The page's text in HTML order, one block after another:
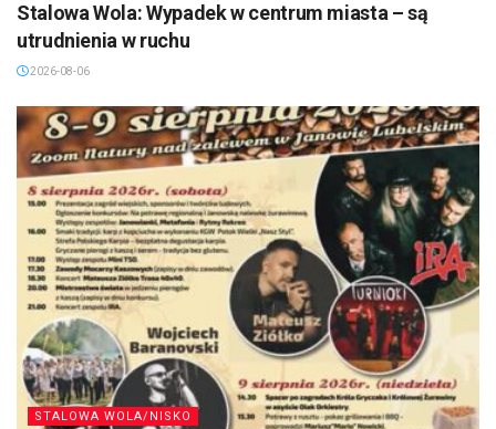
Stalowa Wola: Wypadek w centrum miasta – są
utrudnienia w ruchu
2026-08-06
STALOWA WOLA/NISKO